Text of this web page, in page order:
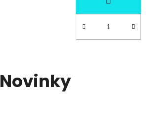
Novinky